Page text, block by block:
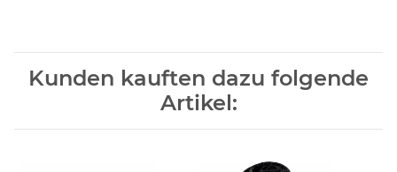
Kunden kauften dazu folgende
Artikel: